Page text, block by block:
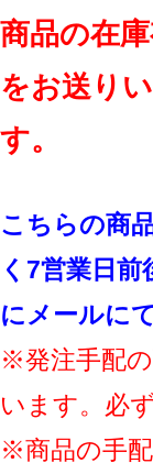
商品の在
をお送り
す。
こちらの商
く7営業日
にメールに
※発注手配
います。必
※商品の手